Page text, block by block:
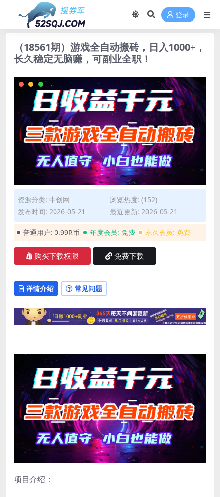
登录
（18561期）游戏全自动搬砖，日入1000+，
长久稳定无脑赚，可副业全职！
资源分类: 中创网
浏览热度: (152)
发布时间: 2026-05-21
最近更新: 2026-05-21
普通用户: 0.99R币 年度会员: 免费 永久会员: 免费
购买下载权限 免费下载
详情介绍 常见问题
项目介绍：